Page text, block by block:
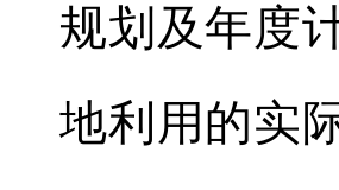
规划及年度
地利用的实